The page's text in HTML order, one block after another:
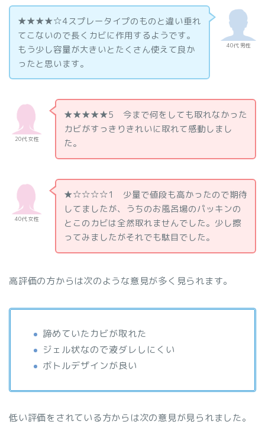
40代 男性
★★★★☆4スプレータイプのものと違い垂れ
てこないので長くカビに作用するようです。
もう少し容量が大きいとたくさん使えて良か
ったと思います。
20代 女性
★★★★★5 今まで何をしても取れなかった
カビがすっきりきれいに取れて感動しまし
た。
40代 女性
★☆☆☆☆1 少量で値段も高かったので期待
してましたが、うちのお風呂場のパッキンの
とこのカビは全然取れませんでした。少し擦
ってみましたがそれでも駄目でした。
高評価の方からは次のような意見が多く見られます。
諦めていたカビが取れた
ジェル状なので液ダレしにくい
ボトルデザインが良い
低い評価をされている方からは次の意見が見られました。